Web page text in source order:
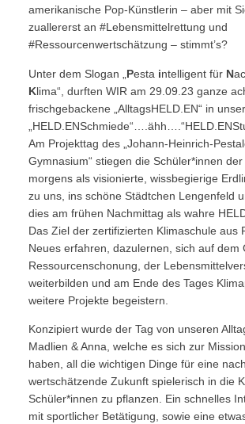
amerikanische Pop-Künstlerin – aber mit
zuallererst an #Lebensmittelrettung und
#Ressourcenwertschätzung – stimmt’s?
Unter dem Slogan „ Pesta intelligent für N
Klima“, durften WIR am 29.09.23 ganze
frischgebackene „AlltagsHELD.EN“ in
Am Projekttag des „Johann-Heinrich-
Gymnasium“ stiegen die Schüler*innen
morgens als visionierte, wissbegierige
zu uns, ins schöne Städtchen Lengenfeld
dies am frühen Nachmittag als wahre
Das Ziel der zertifizierten Klimaschule aus
Neues erfahren, dazulernen, sich auf dem
Ressourcenschonung, der
weiterbilden und am Ende des Tages
weitere Projekte begeistern.
Konzipiert wurde der Tag von unseren
Madlien & Anna, welche es sich zur
haben, all die wichtigen Dinge für eine
wertschätzende Zukunft spielerisch in die
Schüler*innen zu pflanzen. Ein schnelles
mit sportlicher Betätigung, sowie eine